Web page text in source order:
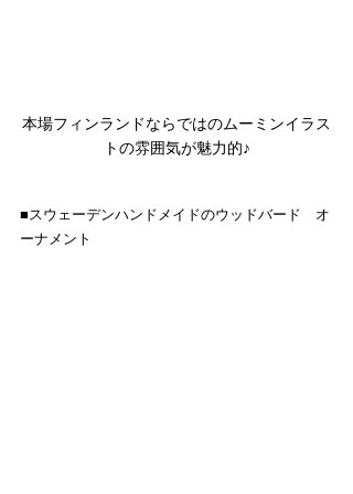
本場フィンランドならではのムーミンイラス
トの雰囲気が魅力的♪
■スウェーデンハンドメイドのウッドバード　オ
ーナメント